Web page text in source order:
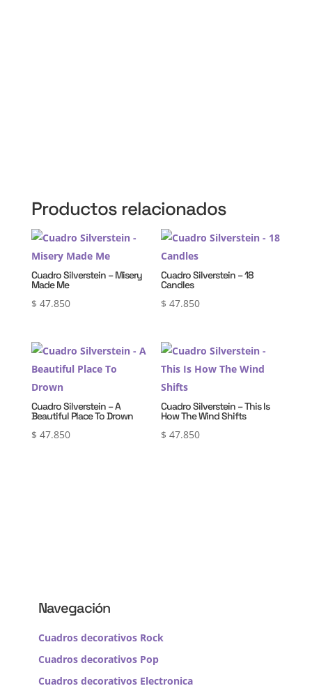
Productos relacionados
Cuadro Silverstein – Misery
Made Me
$ 47.850
Cuadro Silverstein – 18
Candles
$ 47.850
Cuadro Silverstein – A
Beautiful Place To Drown
$ 47.850
Cuadro Silverstein – This Is
How The Wind Shifts
$ 47.850
Navegación
Cuadros decorativos Rock
Cuadros decorativos Pop
Cuadros decorativos Electronica